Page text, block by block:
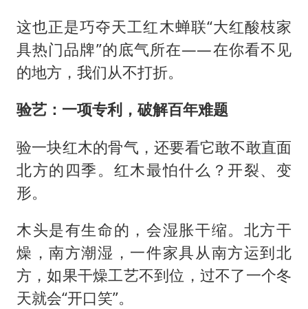
这也正是巧夺天工红木蝉联“大红酸枝家
具热门品牌”的底气所在——在你看不见
的地方，我们从不打折。
验艺：一项专利，破解百年难题
验一块红木的骨气，还要看它敢不敢直面
北方的四季。红木最怕什么？开裂、变
形。
木头是有生命的，会湿胀干缩。北方干
燥，南方潮湿，一件家具从南方运到北
方，如果干燥工艺不到位，过不了一个冬
天就会“开口笑”。